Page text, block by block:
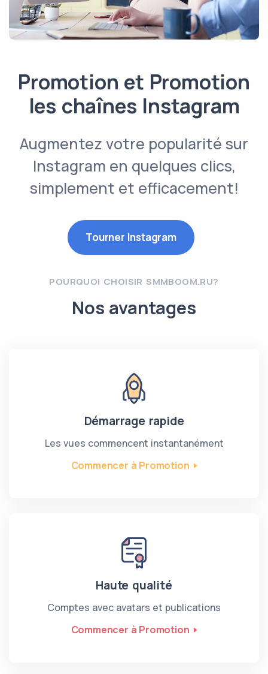
Promotion et Promotion
les chaînes Instagram
Augmentez votre popularité sur
Instagram en quelques clics,
simplement et efficacement!
Tourner Instagram
POURQUOI CHOISIR SMMBOOM.RU?
Nos avantages
Démarrage rapide
Les vues commencent instantanément
Commencer à Promotion
Haute qualité
Comptes avec avatars et publications
Commencer à Promotion